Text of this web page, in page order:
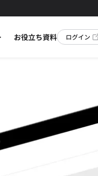
お役立ち資料 ログイン